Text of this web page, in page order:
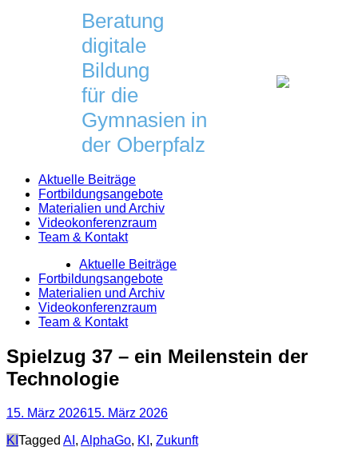
Beratung
digitale
Bildung
für die
Gymnasien in
der Oberpfalz
Aktuelle Beiträge
Fortbildungsangebote
Materialien und Archiv
Videokonferenzraum
Team & Kontakt
Aktuelle Beiträge
Fortbildungsangebote
Materialien und Archiv
Videokonferenzraum
Team & Kontakt
Spielzug 37 – ein Meilenstein der
Technologie
15. März 202615. März 2026
Categories
KI Tagged AI , AlphaGo, KI , Zukunft